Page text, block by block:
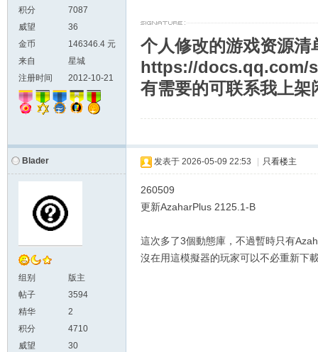
积分
7087
威望
36
金币
146346.4 元
来自
星城
注册时间
2012-10-21
个人修改的游戏资源清
https://docs.qq.com/
有需要的可联系我上架
Blader
组别
版主
帖子
3594
精华
2
积分
4710
威望
30
发表于 2026-05-09 22:53 只看楼主
260509
更新AzaharPlus 2125.1-B
這次多了3個動態庫，不過暫時只有
沒在用這模擬器的玩家可以不必重新下